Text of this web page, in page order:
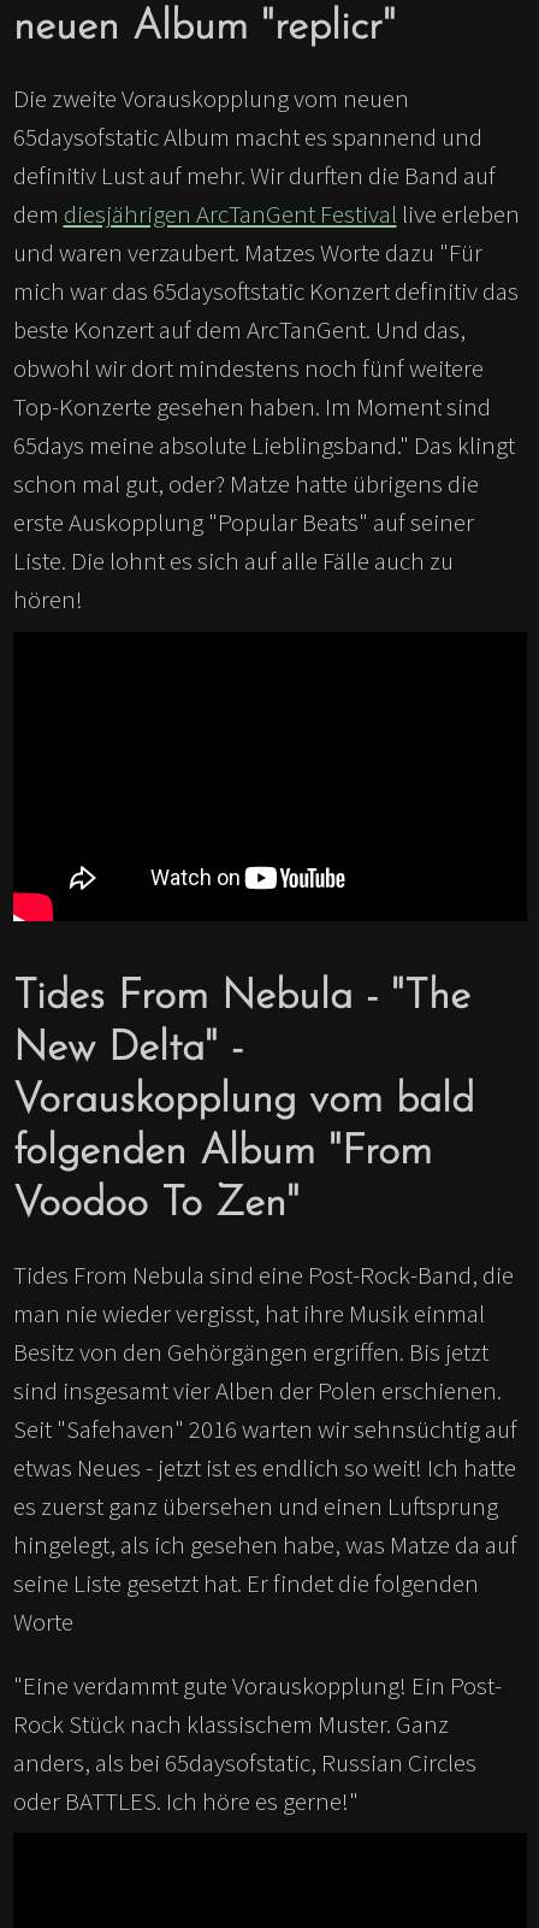
neuen Album "replicr"
Die zweite Vorauskopplung vom neuen
65daysofstatic Album macht es spannend und
definitiv Lust auf mehr. Wir durften die Band auf
dem diesjährigen ArcTanGent Festival live erleben
und waren verzaubert. Matzes Worte dazu "Für
mich war das 65daysoftstatic Konzert definitiv das
beste Konzert auf dem ArcTanGent. Und das,
obwohl wir dort mindestens noch fünf weitere
Top-Konzerte gesehen haben. Im Moment sind
65days meine absolute Lieblingsband." Das klingt
schon mal gut, oder? Matze hatte übrigens die
erste Auskopplung "Popular Beats" auf seiner
Liste. Die lohnt es sich auf alle Fälle auch zu
hören!
Tides From Nebula - "The
New Delta" -
Vorauskopplung vom bald
folgenden Album "From
Voodoo To Zen"
Tides From Nebula sind eine Post-Rock-Band, die
man nie wieder vergisst, hat ihre Musik einmal
Besitz von den Gehörgängen ergriffen. Bis jetzt
sind insgesamt vier Alben der Polen erschienen.
Seit "Safehaven" 2016 warten wir sehnsüchtig auf
etwas Neues - jetzt ist es endlich so weit! Ich hatte
es zuerst ganz übersehen und einen Luftsprung
hingelegt, als ich gesehen habe, was Matze da auf
seine Liste gesetzt hat. Er findet die folgenden
Worte
"Eine verdammt gute Vorauskopplung! Ein Post-
Rock Stück nach klassischem Muster. Ganz
anders, als bei 65daysofstatic, Russian Circles
oder BATTLES. Ich höre es gerne!"